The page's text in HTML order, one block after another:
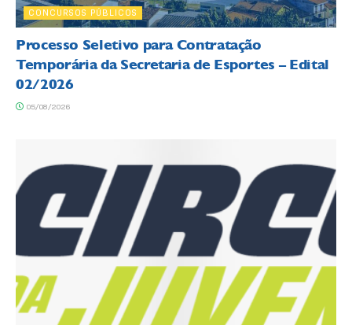
CONCURSOS PÚBLICOS
Processo Seletivo para Contratação
Temporária da Secretaria de Esportes – Edital
02/2026
05/08/2026